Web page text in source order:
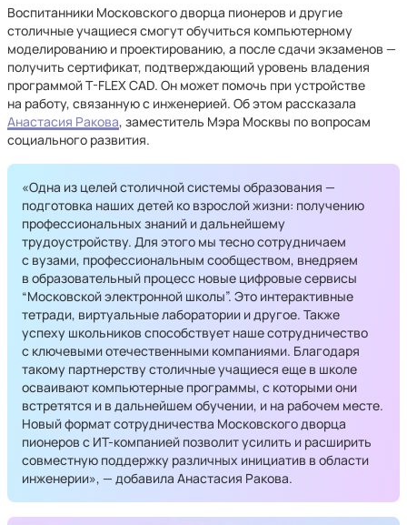
Воспитанники Московского дворца пионеров и другие
столичные учащиеся смогут обучиться компьютерному
моделированию и проектированию, а после сдачи экзаменов —
получить сертификат, подтверждающий уровень владения
программой T-FLEX CAD. Он может помочь при устройстве
на работу, связанную с инженерией. Об этом рассказала
Анастасия Ракова, заместитель Мэра Москвы по вопросам
социального развития.
«Одна из целей столичной системы образования —
подготовка наших детей ко взрослой жизни: получению
профессиональных знаний и дальнейшему
трудоустройству. Для этого мы тесно сотрудничаем
с вузами, профессиональным сообществом, внедряем
в образовательный процесс новые цифровые сервисы
“Московской электронной школы”. Это интерактивные
тетради, виртуальные лаборатории и другое. Также
успеху школьников способствует наше сотрудничество
с ключевыми отечественными компаниями. Благодаря
такому партнерству столичные учащиеся еще в школе
осваивают компьютерные программы, с которыми они
встретятся и в дальнейшем обучении, и на рабочем месте.
Новый формат сотрудничества Московского дворца
пионеров с ИТ-компанией позволит усилить и расширить
совместную поддержку различных инициатив в области
инженерии», — добавила Анастасия Ракова.